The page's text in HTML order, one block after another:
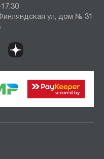
ул, дом № 31